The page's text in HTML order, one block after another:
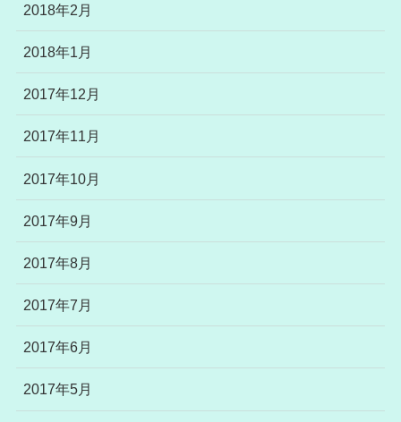
2018年2月
2018年1月
2017年12月
2017年11月
2017年10月
2017年9月
2017年8月
2017年7月
2017年6月
2017年5月